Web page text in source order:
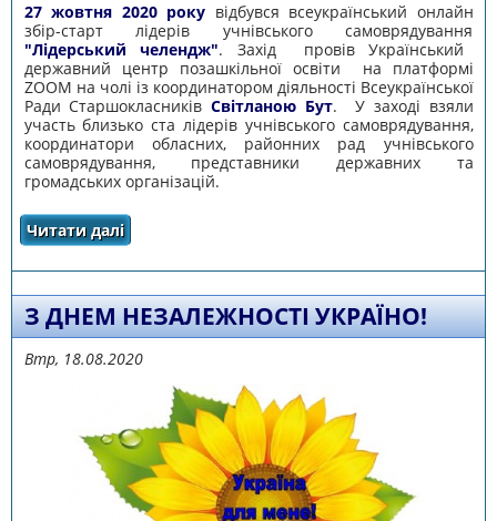
27 жовтня 2020 року відбувся всеукраїнський онлайн
збір-старт лідерів учнівського самоврядування
"Лідерський челендж". Захід провів Український
державний центр позашкільної освіти на платформі
ZOOM на чолі із координатором діяльності Всеукраїнської
Ради Старшокласників Світланою Бут. У заході взяли
участь близько ста лідерів учнівського самоврядування,
координатори обласних, районних рад учнівського
самоврядування, представники державних та
громадських організацій.
Читати далі
З ДНЕМ НЕЗАЛЕЖНОСТІ УКРАЇНО!
Втр, 18.08.2020